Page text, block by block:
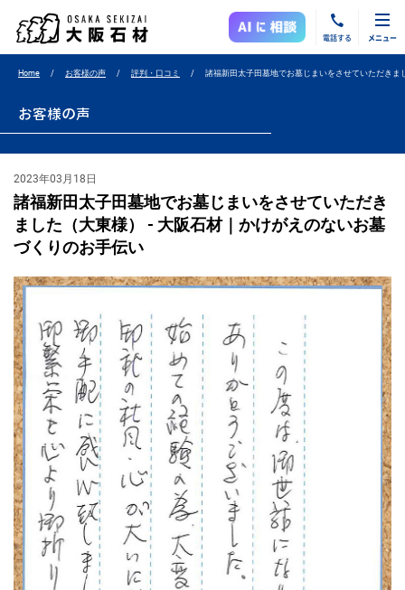
電話する メニュー
Home お客様の声 評判・口コミ 諸福新田太子田墓地でお墓じまいをさせていただきま
お客様の声
2023年03月18日
諸福新田太子田墓地でお墓じまいをさせていただき
ました（大東様） - 大阪石材｜かけがえのないお墓
づくりのお手伝い